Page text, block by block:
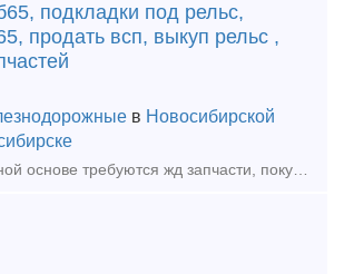
подкладки под рельс,
продать всп, выкуп рельс ,
в Новосибирской
Нам на постоянной основе требуются жд запчасти, покупаем Дорого жд колодки, автосцепки, клин ханина, жд подкладки, накладки железнодорожные как новые так и бу. Мы готовы рассмотреть любые ваши предло